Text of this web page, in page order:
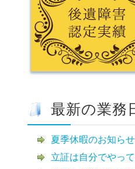
最新の業務
夏季休暇のお知らせ
立証は自分でやっ